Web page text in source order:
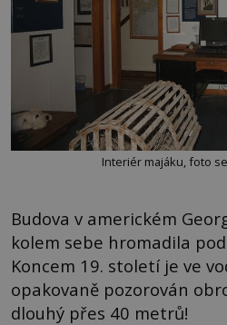
Interiér majáku, foto
Budova v americkém
kolem sebe hromadila
Koncem 19. století je ve
opakovaně pozorován
dlouhý přes 40 metrů!